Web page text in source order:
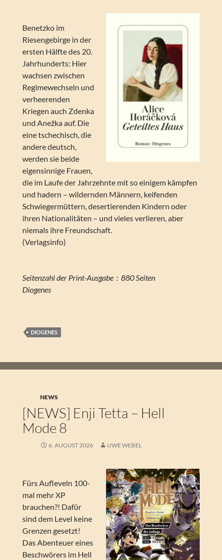
Benetzko im
Riesengebirge in der
ersten Hälfte des 20.
Jahrhunderts: Hier
wachsen zwischen
Regimewechseln und
verheerenden
Kriegen auch Zdenka
und Anežka auf. Die
eine tschechisch, die
andere deutsch,
werden sie beide
eigensinnige Frauen,
die im Laufe der Jahrzehnte mit so einigem kämpfen
und hadern – wildernden Männern, keifenden
Schwiegermüttern, desertierenden Kindern oder
ihren Nationalitäten – und vieles verlieren, aber
niemals ihre Freundschaft.
(Verlagsinfo)
Seitenzahl der Print-Ausgabe ‏ : ‎ 880 Seiten
Diogenes
DIOGENES
NEWS
[NEWS] Enji Tetta – Hell
Mode 8
6. AUGUST 2026 UWE WEBEL
Fürs Aufleveln 100-
mal mehr XP
brauchen?! Dafür
sind dem Level keine
Grenzen gesetzt!
Das Abenteuer eines
Beschwörers im Hell